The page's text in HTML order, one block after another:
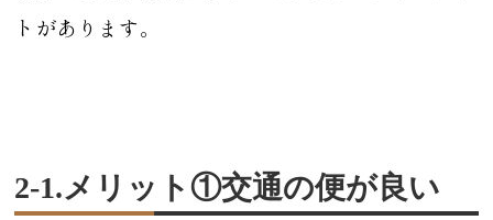
トがあります。
2-1.メリット①交通の便が良い